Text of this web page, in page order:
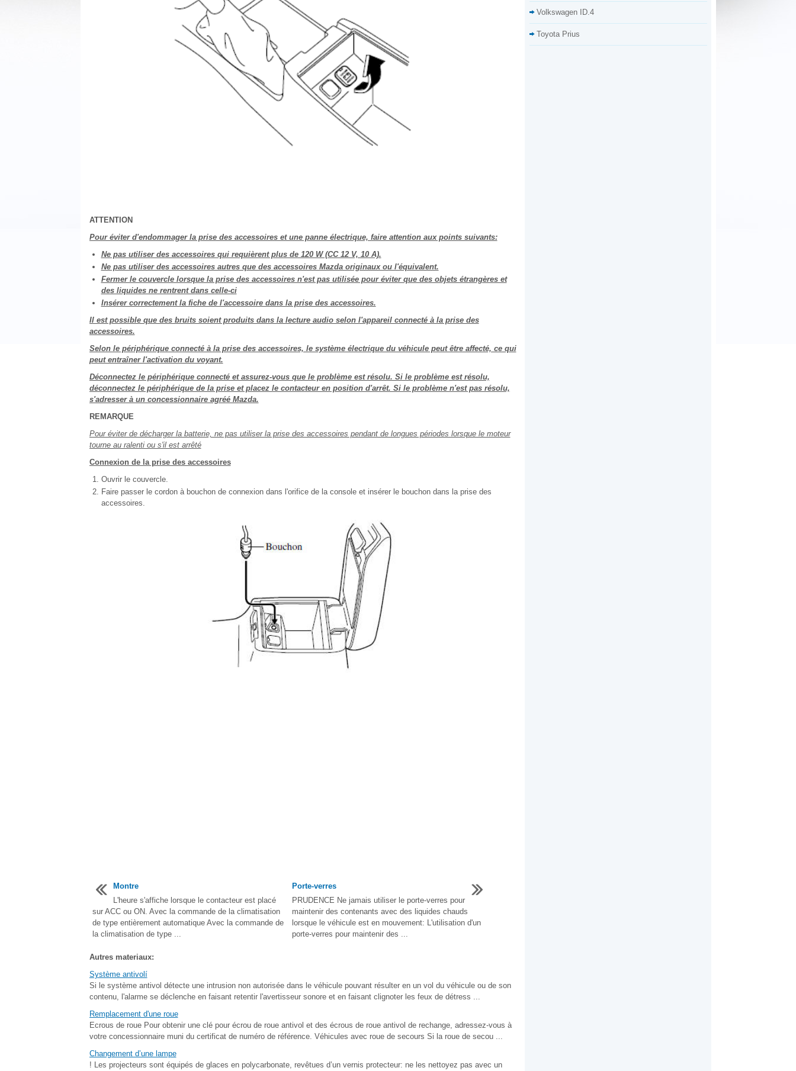
ATTENTION
Pour éviter d'endommager la prise des accessoires et une panne électrique, faire attention aux points suivants:
Ne pas utiliser des accessoires qui requièrent plus de 120 W (CC 12 V, 10 A).
Ne pas utiliser des accessoires autres que des accessoires Mazda originaux ou l'équivalent.
Fermer le couvercle lorsque la prise des accessoires n'est pas utilisée pour éviter que des objets étrangères et
des liquides ne rentrent dans celle-ci
Insérer correctement la fiche de l'accessoire dans la prise des accessoires.
Il est possible que des bruits soient produits dans la lecture audio selon l'appareil connecté à la prise des
accessoires.
Selon le périphérique connecté à la prise des accessoires, le système électrique du véhicule peut être affecté, ce qui
peut entraîner l'activation du voyant.
Déconnectez le périphérique connecté et assurez-vous que le problème est résolu. Si le problème est résolu,
déconnectez le périphérique de la prise et placez le contacteur en position d'arrêt. Si le problème n'est pas résolu,
s'adresser à un concessionnaire agréé Mazda.
REMARQUE
Pour éviter de décharger la batterie, ne pas utiliser la prise des accessoires pendant de longues périodes lorsque le moteur
tourne au ralenti ou s'il est arrêté
Connexion de la prise des accessoires
Ouvrir le couvercle.
Faire passer le cordon à bouchon de connexion dans l'orifice de la console et insérer le bouchon dans la prise des
accessoires.
Montre
L'heure s'affiche lorsque le contacteur est placé
sur ACC ou ON. Avec la commande de la climatisation
de type entièrement automatique Avec la commande de
la climatisation de type ...
Porte-verres
PRUDENCE Ne jamais utiliser le porte-verres pour
maintenir des contenants avec des liquides chauds
lorsque le véhicule est en mouvement: L'utilisation d'un
porte-verres pour maintenir des ...
Autres materiaux:
Système antivolí
Si le système antivol détecte une intrusion non autorisée dans le véhicule pouvant résulter en un vol du véhicule ou de son
contenu, l'alarme se déclenche en faisant retentir l'avertisseur sonore et en faisant clignoter les feux de détress ...
Remplacement d'une roue
Ecrous de roue Pour obtenir une clé pour écrou de roue antivol et des écrous de roue antivol de rechange, adressez-vous à
votre concessionnaire muni du certificat de numéro de référence. Véhicules avec roue de secours Si la roue de secou ...
Changement d’une lampe
! Les projecteurs sont équipés de glaces en polycarbonate, revêtues d’un vernis protecteur: ne les nettoyez pas avec un
Volkswagen ID.4
Toyota Prius